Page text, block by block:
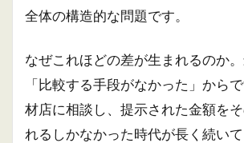
全体の構造的な問題です。
なぜこれほどの差が生まれるのか
「比較する手段がなかった」から
材店に相談し、提示された金額を
れるしかなかった時代が長く続いて